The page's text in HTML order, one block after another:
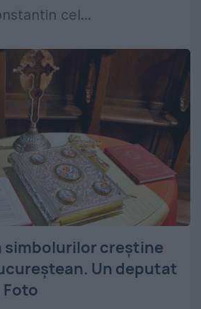
cel...
simbolurilor creștine
Un deputat
Foto